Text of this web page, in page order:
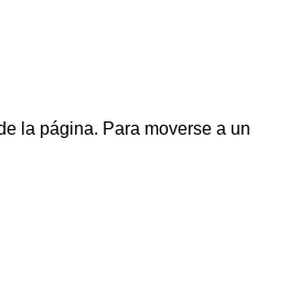
la página. Para moverse a un